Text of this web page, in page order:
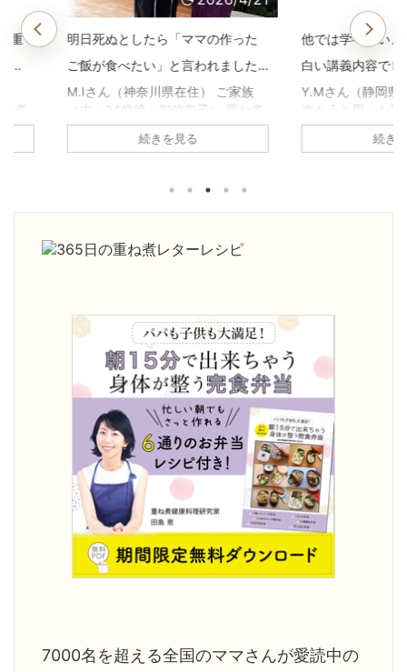
の作った
ました
） 重ね煮
悩んで
レステロ
・気持ち
他では学べない、一生役に立つ面
白い講義内容でした。【重ね煮ア
カデミー基礎科生徒さんのお声】
Y.Mさん（静岡県在住） 基礎科へ
進もうと思った理由は何ですか？
養生科がとても面白かったので、
続けようと思いました。1年を通し
手当について。 どれも大切な知恵
変化がありましたか？ 体調は良く
なると、以前の状態を忘れてしま
いますね。 1年前は顔が丸くて浮腫
んで ...
続きを見る
子どもの鼻
いた1年前
煮アカデミ
高瀬恵子さ
科へ進も
か？ 養生
び、娘の
7000名を超える全国のママさんが愛読中の